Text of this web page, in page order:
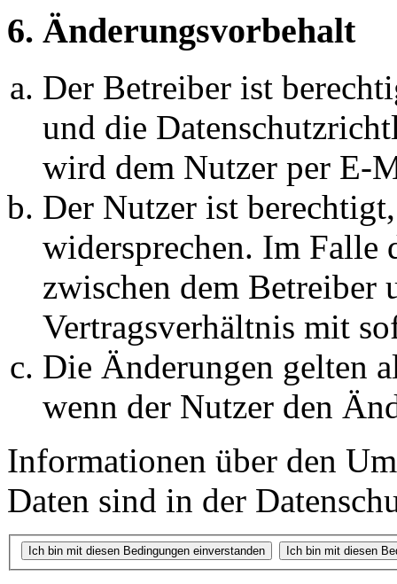
6. Änderungsvorbehalt
Der Betreiber ist
und die
wird dem Nutzer per E-
Der Nutzer ist
widersprechen. Im Falle
zwischen dem Betreiber
Vertragsverhältnis mit
Die Änderungen gelten
wenn der Nutzer den
Informationen über den
Daten sind in der